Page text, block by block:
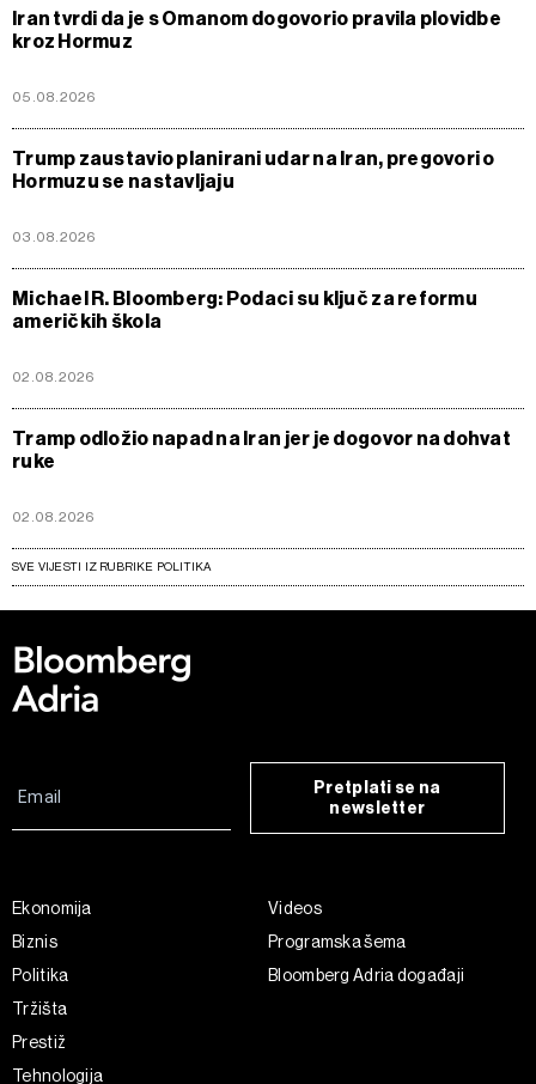
Iran tvrdi da je s Omanom dogovorio pravila plovidbe
kroz Hormuz
05.08.2026
Trump zaustavio planirani udar na Iran, pregovori o
Hormuzu se nastavljaju
03.08.2026
Michael R. Bloomberg: Podaci su ključ za reformu
američkih škola
02.08.2026
Tramp odložio napad na Iran jer je dogovor na dohvat
ruke
02.08.2026
SVE VIJESTI IZ RUBRIKE POLITIKA
Pretplati se na
newsletter
Ekonomija
Biznis
Politika
Tržišta
Prestiž
Tehnologija
Videos
Programska šema
Bloomberg Adria događaji